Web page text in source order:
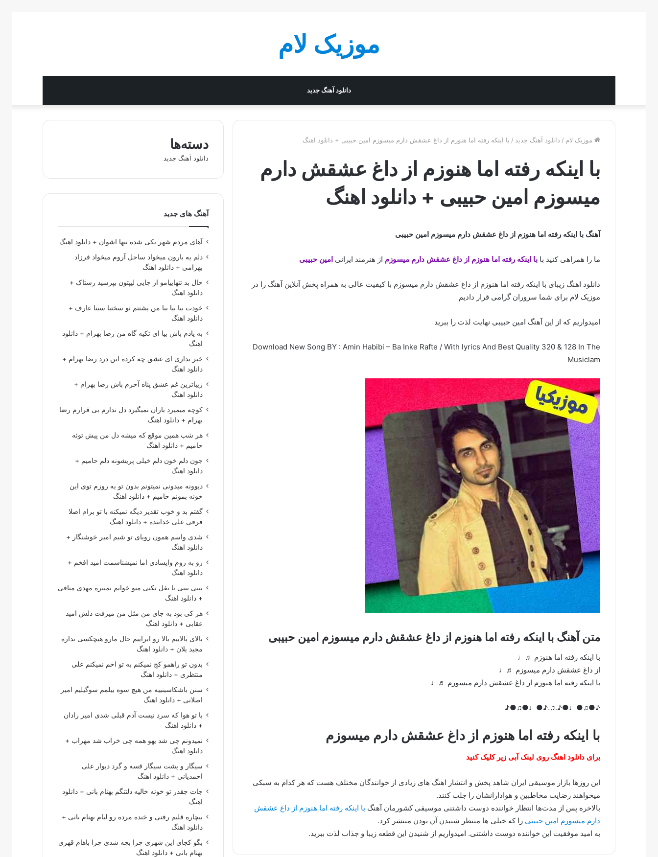
موزیک لام
دانلود آهنگ جدید
موزیک لام / دانلود آهنگ جدید / با اینکه رفته اما هنوزم از داغ عشقش دارم میسوزم امین حبیبی + دانلود اهنگ
با اینکه رفته اما هنوزم از داغ عشقش دارم
میسوزم امین حبیبی + دانلود اهنگ
آهنگ با اینکه رفته اما هنوزم از داغ عشقش دارم میسوزم امین حبیبی
ما را همراهی کنید با با اینکه رفته اما هنوزم از داغ عشقش دارم میسوزم از هنرمند ایرانی امین حبیبی
دانلود اهنگ زیبای با اینکه رفته اما هنوزم از داغ عشقش دارم میسوزم با کیفیت عالی به همراه پخش آنلاین آهنگ را در
موزیک لام برای شما سروران گرامی قرار دادیم
امیدواریم که از این آهنگ امین حبیبی نهایت لذت را ببرید
Download New Song BY : Amin Habibi – Ba Inke Rafte / With lyrics And Best Quality 320 & 128 In The
Musiclam
متن آهنگ با اینکه رفته اما هنوزم از داغ عشقش دارم میسوزم امین حبیبی
با اینکه رفته اما هنوزم ♬♩
از داغ عشقش دارم میسوزم ♬♩
با اینکه رفته اما هنوزم از داغ عشقش دارم میسوزم ♬♩
♪●♫●♩●♪.♫.♪●♩●♫●♪
با اینکه رفته اما هنوزم از داغ عشقش دارم میسوزم
برای دانلود اهنگ روی لینک آبی زیر کلیک کنید
این روزها بازار موسیقی ایران شاهد پخش و انتشار اهنگ های زیادی از خوانندگان مختلف هست که هر کدام به سبکی
میخواهند رضایت مخاطبین و هوادارانشان را جلب کنند.
بالاخره پس از مدت‌ها انتظار خواننده دوست داشتنی موسیقی کشورمان آهنگ با اینکه رفته اما هنوزم از داغ عشقش
دارم میسوزم امین حبیبی را که خیلی ها منتظر شنیدن آن بودن منتشر کرد.
به امید موفقیت این خواننده دوست داشتنی. امیدواریم از شنیدن این قطعه زیبا و جذاب لذت ببرید.
دسته‌ها
دانلود آهنگ جدید
آهنگ های جدید
آهای مردم شهر یکی شده تنها اشوان + دانلود اهنگ
دلم یه بارون میخواد ساحل آروم میخواد فرزاد
بهرامی + دانلود اهنگ
حال بد تنهاییامو از چایی لیپتون بپرسید رستاک +
دانلود اهنگ
خودت بیا بیا بیا من پشتتم تو سختیا سینا عارف +
دانلود اهنگ
به یادم باش بیا ای تکیه گاه من رضا بهرام + دانلود
اهنگ
خبر نداری ای عشق چه کرده این درد رضا بهرام +
دانلود اهنگ
زیباترین غم عشق پناه آخرم باش رضا بهرام +
دانلود اهنگ
کوچه میمیرد باران نمیگیرد دل ندارم بی قرارم رضا
بهرام + دانلود اهنگ
هر شب همین موقع که میشه دل من پیش توئه
حامیم + دانلود اهنگ
جون دلم خون دلم خیلی پریشونه دلم حامیم +
دانلود اهنگ
دیوونه میدونی نمیتونم بدون تو یه روزم توی این
خونه بمونم حامیم + دانلود اهنگ
گفتم بد و خوب تقدیر دیگه نمیکنه با تو برام اصلا
فرقی علی خدابنده + دانلود اهنگ
شدی واسم همون رویای تو شبم امیر خوشنگار +
دانلود اهنگ
رو به روم وایسادی اما نمیشناسمت امید افخم +
دانلود اهنگ
بیبی بیبی تا بغل نکنی منو خوابم نمیبره مهدی منافی
+ دانلود اهنگ
هر کی بود به جای من مثل من میرفت دلش امید
عقابی + دانلود اهنگ
بالای بالاییم بالا رو ابراییم حال مارو هیچکسی نداره
مجید یلان + دانلود اهنگ
بدون تو راهمو کج نمیکنم به تو اخم نمیکنم علی
منتظری + دانلود اهنگ
سنن باشکاسینییه من هیچ سوه بیلمم سوگیلیم امیر
اصلانی + دانلود اهنگ
با تو هوا که سرد نیست آدم قبلی شدی امیر رادان
+ دانلود اهنگ
نمیدونم چی شد یهو همه چی خراب شد مهراب +
دانلود اهنگ
سیگار و پشت سیگار قسه و گرد دیوار علی
احمدیانی + دانلود اهنگ
جات چقدر تو خونه خالیه دلتنگم بهنام بانی + دانلود
اهنگ
بیچاره قلبم رفتی و خنده مرده رو لبام بهنام بانی +
دانلود اهنگ
بگو کجای این شهری چرا بچه شدی چرا باهام قهری
بهنام بانی + دانلود اهنگ